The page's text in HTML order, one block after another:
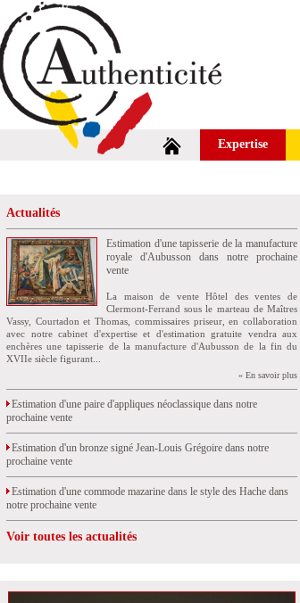
Expertise
Actualités
Estimation d'une tapisserie de la manufacture
royale d'Aubusson dans notre prochaine
vente
La maison de vente Hôtel des ventes de
Clermont-Ferrand sous le marteau de Maîtres
Vassy, Courtadon et Thomas, commissaires priseur, en collaboration
avec notre cabinet d'expertise et d'estimation gratuite vendra aux
enchères une tapisserie de la manufacture d'Aubusson de la fin du
XVIIe siècle figurant...
» En savoir plus
Estimation d'une paire d'appliques néoclassique dans notre
prochaine vente
Estimation d'un bronze signé Jean-Louis Grégoire dans notre
prochaine vente
Estimation d'une commode mazarine dans le style des Hache dans
notre prochaine vente
Voir toutes les actualités